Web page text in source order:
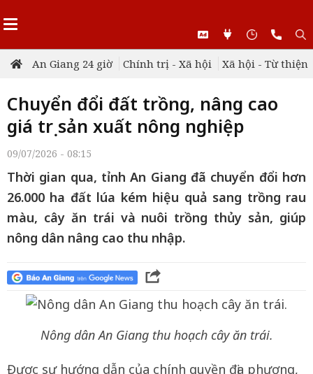
An Giang 24 giờ Chính trị - Xã hội Xã hội - Từ thiện
Chuyển đổi đất trồng, nâng cao
giá trị sản xuất nông nghiệp
09/07/2026 - 08:15
Thời gian qua, tỉnh An Giang đã chuyển đổi hơn
26.000 ha đất lúa kém hiệu quả sang trồng rau
màu, cây ăn trái và nuôi trồng thủy sản, giúp
nông dân nâng cao thu nhập.
Nông dân An Giang thu hoạch cây ăn trái.
Được sự hướng dẫn của chính quyền địa phương,